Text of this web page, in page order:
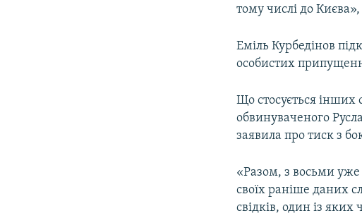
тому числі до Києва»,
Еміль Курбедінов
особистих
Що стосується інших
обвинуваченого
заявила про тиск з
«Разом, з восьми уже
своїх раніше даних
свідків, один із